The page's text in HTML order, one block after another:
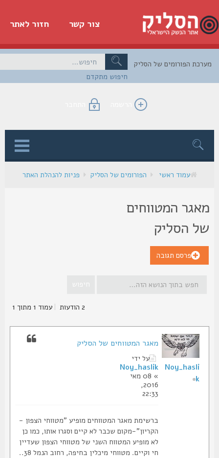
חזור לאתר צור קשר
חיפוש מתקדם
הפורומים של הסליק
הרשמה התחבר
עמוד ראשי הפורומים של הסליק פניות להנהלת האתר
המטווחים
הסליק
פרסם תגובה
|עמוד1מתוך1
מאגר המטווחים של הסליק
על ידי
Noy_haslik
» 08 מאי
2016,
22:33
ברשימת מאגר המטווחים מופיע "מטווחי הצפון -
הקריון"-מקום שכבר לא קיים וסגרו אותו, כמו כן
לא מופיע המטווח השני של מטווחי הצפון שעדיין
חי וקיים. מטווחי מיכלין בחיפה, רחוב הנמל 38..
Noy_hasli